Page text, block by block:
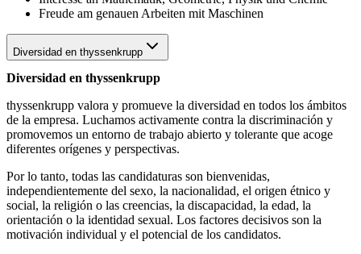
Freude am genauen Arbeiten mit Maschinen
Diversidad en thyssenkrupp
Diversidad en thyssenkrupp
thyssenkrupp valora y promueve la diversidad en todos los ámbitos
de la empresa. Luchamos activamente contra la discriminación y
promovemos un entorno de trabajo abierto y tolerante que acoge
diferentes orígenes y perspectivas.
Por lo tanto, todas las candidaturas son bienvenidas,
independientemente del sexo, la nacionalidad, el origen étnico y
social, la religión o las creencias, la discapacidad, la edad, la
orientación o la identidad sexual. Los factores decisivos son la
motivación individual y el potencial de los candidatos.